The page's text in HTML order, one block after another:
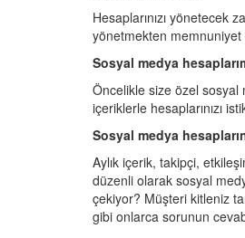
Hesaplarınızı yönetecek
yönetmekten memnuniyet
Sosyal medya
Öncelikle size özel sosyal
içeriklerle hesaplarınızı
Sosyal medya
Aylık içerik, takipçi,
düzenli olarak sosyal
çekiyor? Müşteri kitleniz
gibi onlarca sorunun